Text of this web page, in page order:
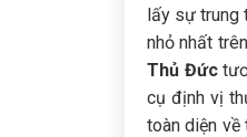
lấy sự trung
nhỏ nhất
Thủ Đức
cụ định vị
toàn diện